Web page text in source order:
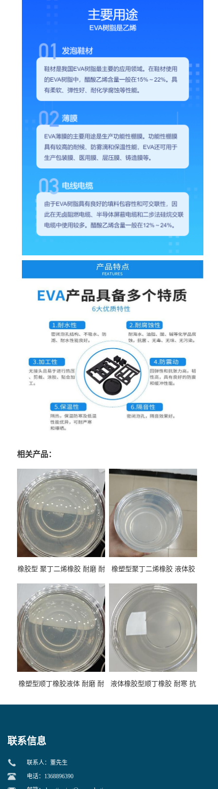
相关产品：
橡胶型 聚丁二烯橡胶 耐磨 耐
性
橡塑型聚丁二烯橡胶 液体胶
专用
橡塑型顺丁橡胶液体 耐磨 耐
液体橡胶型顺丁橡胶 耐寒 抗
联系信息
联系人：董先生
电话：1368896390